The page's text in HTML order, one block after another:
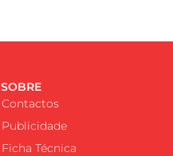
SOBRE
Contactos
Publicidade
Ficha Técnica